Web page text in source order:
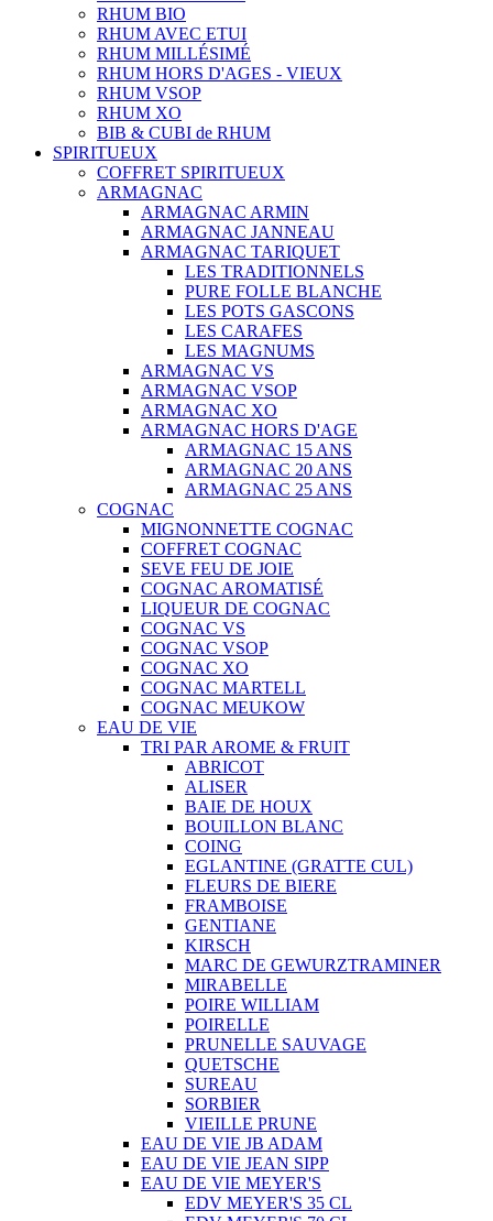
RHUM BIO
RHUM AVEC ETUI
RHUM MILLÉSIMÉ
RHUM HORS D'AGES - VIEUX
RHUM VSOP
RHUM XO
BIB & CUBI de RHUM
SPIRITUEUX
COFFRET SPIRITUEUX
ARMAGNAC
ARMAGNAC ARMIN
ARMAGNAC JANNEAU
ARMAGNAC TARIQUET
LES TRADITIONNELS
PURE FOLLE BLANCHE
LES POTS GASCONS
LES CARAFES
LES MAGNUMS
ARMAGNAC VS
ARMAGNAC VSOP
ARMAGNAC XO
ARMAGNAC HORS D'AGE
ARMAGNAC 15 ANS
ARMAGNAC 20 ANS
ARMAGNAC 25 ANS
COGNAC
MIGNONNETTE COGNAC
COFFRET COGNAC
SEVE FEU DE JOIE
COGNAC AROMATISÉ
LIQUEUR DE COGNAC
COGNAC VS
COGNAC VSOP
COGNAC XO
COGNAC MARTELL
COGNAC MEUKOW
EAU DE VIE
TRI PAR AROME & FRUIT
ABRICOT
ALISER
BAIE DE HOUX
BOUILLON BLANC
COING
EGLANTINE (GRATTE CUL)
FLEURS DE BIERE
FRAMBOISE
GENTIANE
KIRSCH
MARC DE GEWURZTRAMINER
MIRABELLE
POIRE WILLIAM
POIRELLE
PRUNELLE SAUVAGE
QUETSCHE
SUREAU
SORBIER
VIEILLE PRUNE
EAU DE VIE JB ADAM
EAU DE VIE JEAN SIPP
EAU DE VIE MEYER'S
EDV MEYER'S 35 CL